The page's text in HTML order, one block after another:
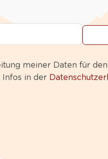
meiner Daten für
Infos in der